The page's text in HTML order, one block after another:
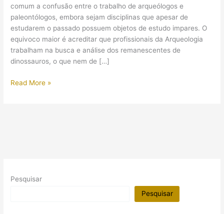
comum a confusão entre o trabalho de arqueólogos e
paleontólogos, embora sejam disciplinas que apesar de
estudarem o passado possuem objetos de estudo impares. O
equivoco maior é acreditar que profissionais da Arqueologia
trabalham na busca e análise dos remanescentes de
dinossauros, o que nem de […]
Arqueólogos
Read More »
Pesquisar
Pesquisar